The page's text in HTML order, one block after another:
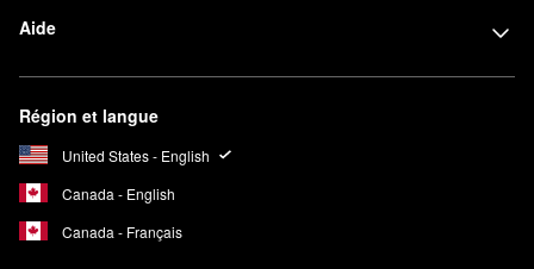
Aide
Région et langue
United States - English
Canada - English
Canada - Français